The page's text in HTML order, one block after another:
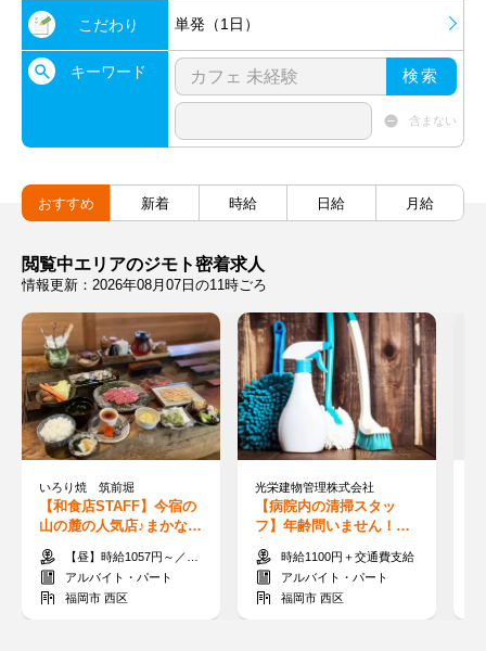
こだわり 単発（1日）
キーワード 検索
含まない
おすすめ 新着 時給 日給 月給
閲覧中エリアのジモト密着求人
情報更新：2026年08月07日の11時ごろ
いろり焼 筑前堀
【和食店STAFF】今宿の
山の麓の人気店♪まかない
有◎お盆頃までの短期O
K！長期も歓迎★
【昼】時給1057円～／【夜】時給1100円～
アルバイト・パート
福岡市 西区
光栄建物管理株式会社
【病院内の清掃スタッ
フ】年齢問いません！中
高年の方々も活躍中◎未
経験/1日3時間
時給1100円＋交通費支給
アルバイト・パート
福岡市 西区